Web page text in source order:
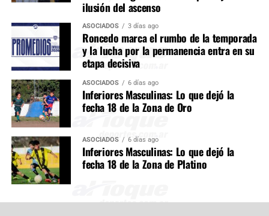
ilusión del ascenso
ASOCIADOS 3 días ago
Roncedo marca el rumbo de la temporada
y la lucha por la permanencia entra en su
etapa decisiva
ASOCIADOS 6 días ago
Inferiores Masculinas: Lo que dejó la
fecha 18 de la Zona de Oro
ASOCIADOS 6 días ago
Inferiores Masculinas: Lo que dejó la
fecha 18 de la Zona de Platino